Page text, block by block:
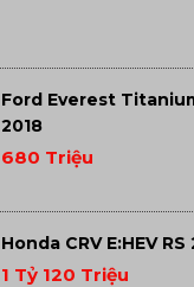
Ford Everest
2018
680 Triệu
Honda CRV E:HEV RS
1 Tỷ 120 Triệu